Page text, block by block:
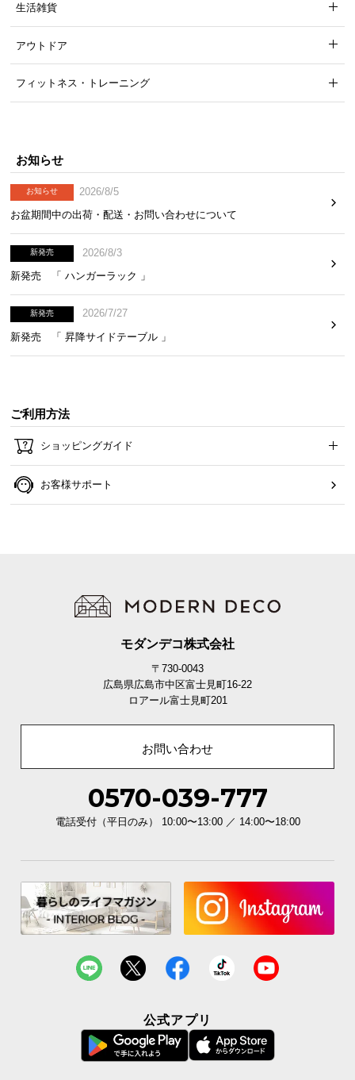
生活雑貨
アウトドア
フィットネス・トレーニング
お知らせ
お知らせ
2026/8/5
お盆期間中の出荷・配送・お問い合わせについて
新発売
2026/8/3
新発売 「 ハンガーラック 」
新発売
2026/7/27
新発売 「 昇降サイドテーブル 」
ご利用方法
ショッピングガイド
お客様サポート
モダンデコ株式会社
〒730-0043
広島県広島市中区富士見町16-22
ロアール富士見町201
お問い合わせ
0570-039-777
電話受付（平日のみ） 10:00〜13:00 ／ 14:00〜18:00
公式アプリ